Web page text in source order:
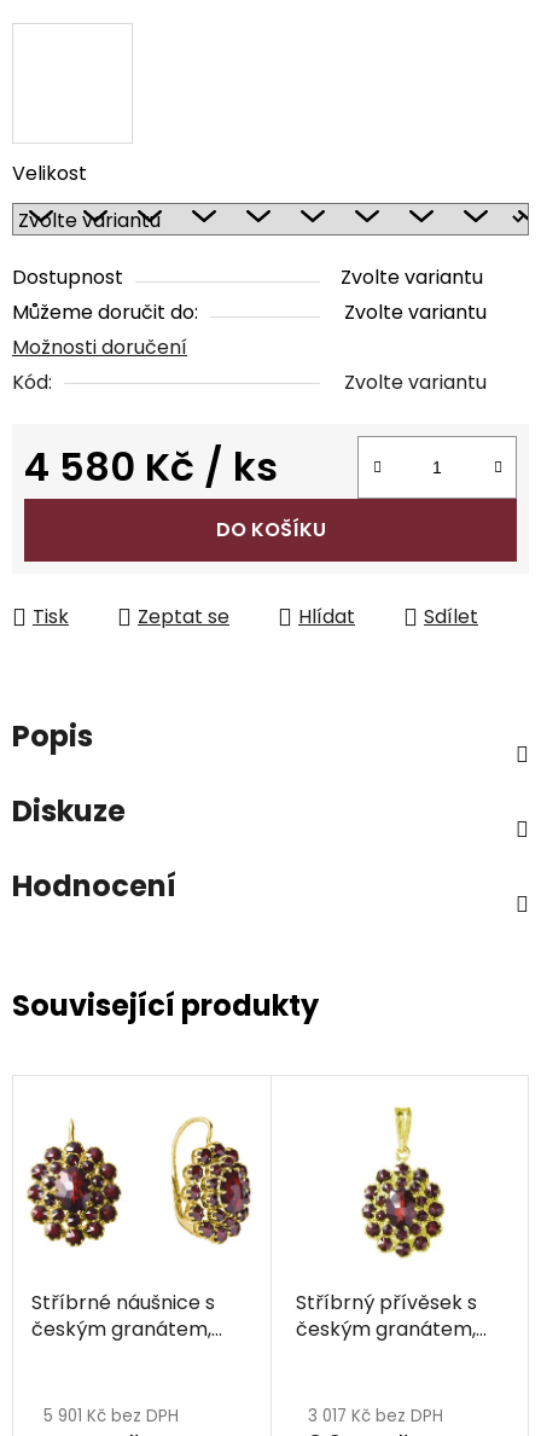
Velikost
Dostupnost
Zvolte variantu
Můžeme doručit do:
Zvolte variantu
Možnosti doručení
Kód:
Zvolte variantu
4 580 Kč / ks
Měrná cena:
DO KOŠÍKU
Tisk Zeptat se Hlídat Sdílet
Popis
Diskuze
Hodnocení
Související produkty
Stříbrné náušnice s
českým granátem,
5 901 Kč bez DPH
Stříbrný přívěsek s
českým granátem,
3 017 Kč bez DPH